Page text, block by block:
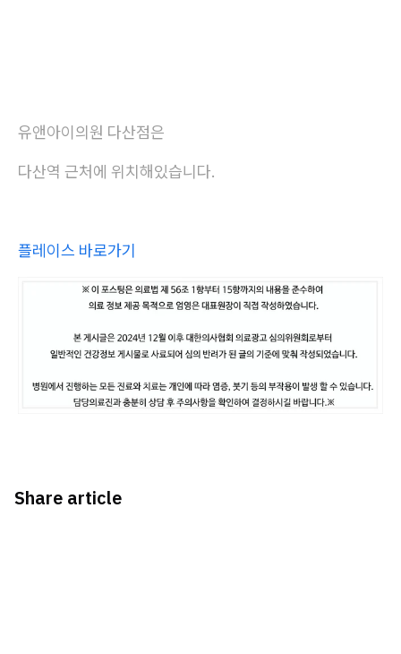
유앤아이의원 다산점은
다산역 근처에 위치해있습니다.
플레이스 바로가기
Share article